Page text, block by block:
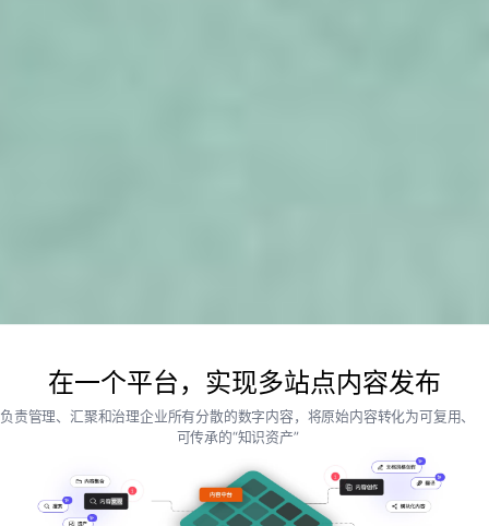
在一个平台，实现多站点内容发布
负责管理、汇聚和治理企业所有分散的数字内容，将原始内容转化为可复用、
可传承的“知识资产”